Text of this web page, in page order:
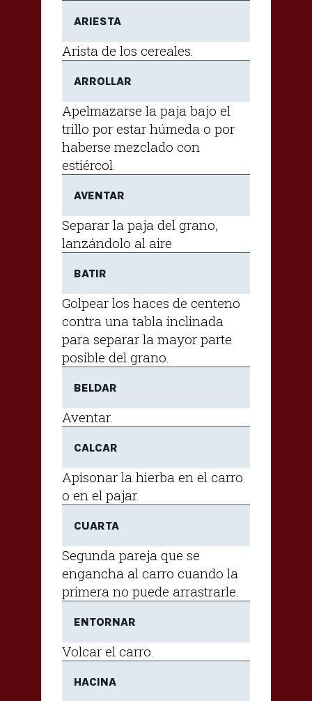
ARIESTA
Arista de los cereales.
ARROLLAR
Apelmazarse la paja bajo el
trillo por estar húmeda o por
haberse mezclado con
estiércol.
AVENTAR
Separar la paja del grano,
lanzándolo al aire
BATIR
Golpear los haces de centeno
contra una tabla inclinada
para separar la mayor parte
posible del grano.
BELDAR
Aventar.
CALCAR
Apisonar la hierba en el carro
o en el pajar.
CUARTA
Segunda pareja que se
engancha al carro cuando la
primera no puede arrastrarle.
ENTORNAR
Volcar el carro.
HACINA